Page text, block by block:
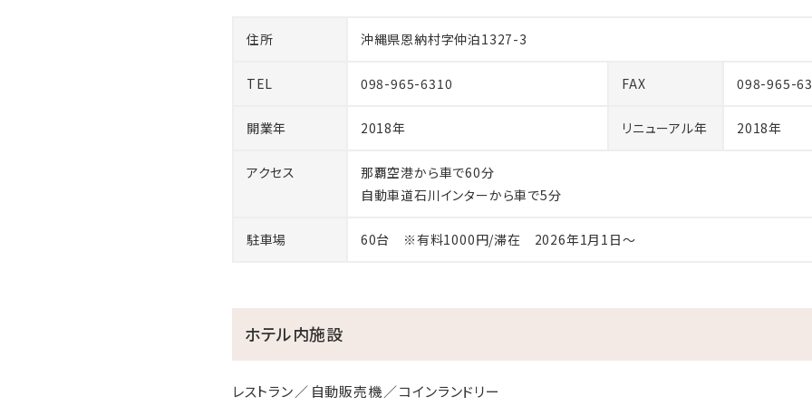
住所 沖縄県恩納村字仲泊1327-3
TEL 098-965-6310 FAX 098-965-
開業年 2018年 リニューアル年 2018年
アクセス
那覇空港から車で60分
自動車道石川インターから車で5分
駐車場 60台 ※有料1000円/滞在 2026年1月1日～
ホテル内施設
レストラン 自動販売機 コインランドリー